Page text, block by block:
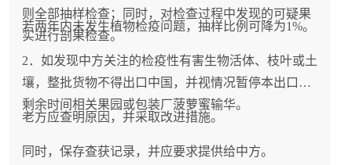
则全部抽样检查；同时，对检查过程中发现的可疑果
实进行剖果检查。
若两年内未发生植物检疫问题，抽样比例可降为1%。
2．如发现中方关注的检疫性有害生物活体、枝叶或土
壤，整批货物不得出口中国，并视情况暂停本出口季
剩余时间相关果园或包装厂菠萝蜜输华。
老方应查明原因，并采取改进措施。
同时，保存查获记录，并应要求提供给中方。